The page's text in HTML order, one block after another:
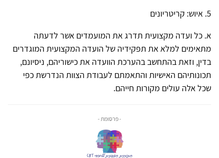
5. איוש: קריטריונים
א. כל ועדה מקצועית תדרג את המועמדים אשר לדעתה
מתאימים למלא את תפקידיה של הועדה המקצועית המוגדרים
בדין, וזאת בהתחשב בהערכת הוועדה את כישוריהם, ניסיונם,
תכונותיהם האישיות והתאמתם לעבודת הצוות הנדרשת כפי
שכל אלה עולים מקורות חייהם.
- פרסומת -